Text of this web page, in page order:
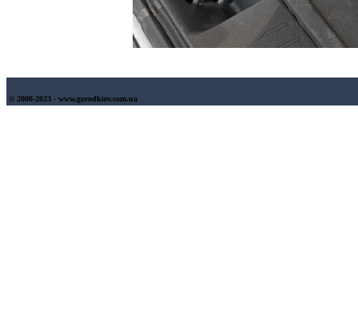
© 2008-2023 - www.gorodkiev.com.ua